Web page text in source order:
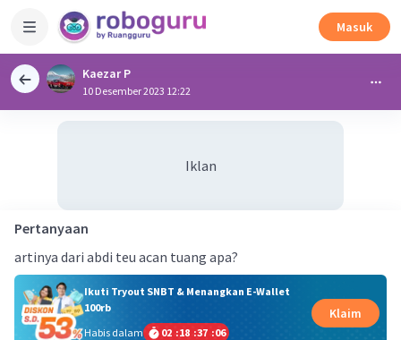
Masuk
Kaezar P
10 Desember 2023 12:22
Iklan
Pertanyaan
artinya dari abdi teu acan tuang apa?
Ikuti Tryout SNBT & Menangkan E-Wallet
100rb
Habis dalam
02 :18 :37 :06
Klaim